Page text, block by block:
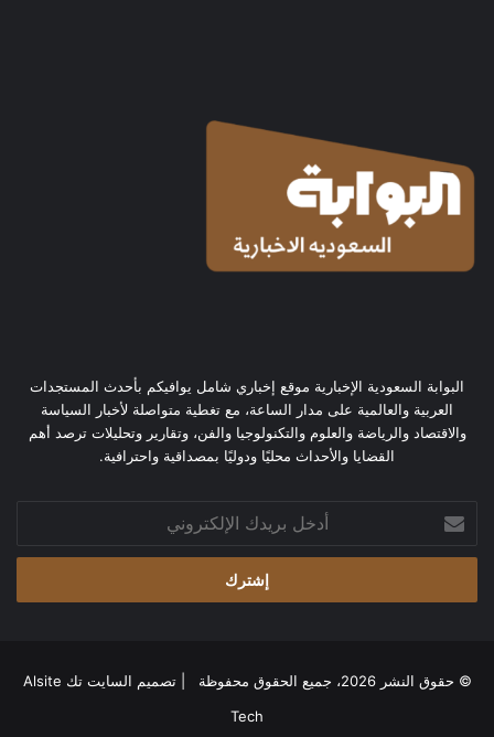
البوابة السعودية الإخبارية موقع إخباري شامل يوافيكم بأحدث المستجدات
العربية والعالمية على مدار الساعة، مع تغطية متواصلة لأخبار السياسة
والاقتصاد والرياضة والعلوم والتكنولوجيا والفن، وتقارير وتحليلات ترصد أهم
القضايا والأحداث محليًا ودوليًا بمصداقية واحترافية.
بريدك
الإلكتروني
© حقوق النشر 2026، جميع الحقوق محفوظة | تصميم
السايت تك Alsite
Tech